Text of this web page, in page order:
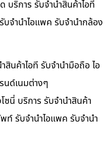
บริการ รับจำนำสินค้าไอที
จำนำไอแพค รับจำนำกล้อง
สินค้าไอที รับจำนำมือถือ ไอ
นด์เนมต่างๆ
นี่ บริการ รับจำนำสินค้า
ท์ รับจำนำไอแพค รับจำนำ